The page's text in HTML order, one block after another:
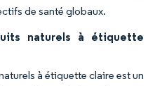
de santé globaux.
naturels à étiquette
à étiquette claire est un